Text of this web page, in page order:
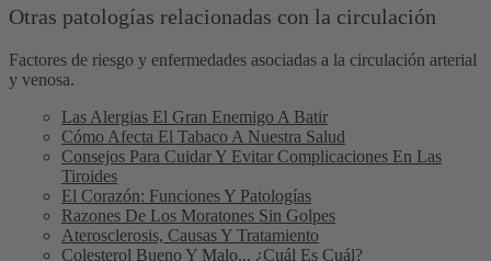
Otras patologías relacionadas con la circulación
Factores de riesgo y enfermedades asociadas a la circulación arterial
y venosa.
Las Alergias El Gran Enemigo A Batir
Cómo Afecta El Tabaco A Nuestra Salud
Consejos Para Cuidar Y Evitar Complicaciones En Las
Tiroides
El Corazón: Funciones Y Patologías
Razones De Los Moratones Sin Golpes
Aterosclerosis, Causas Y Tratamiento
Colesterol Bueno Y Malo... ¿Cuál Es Cuál?